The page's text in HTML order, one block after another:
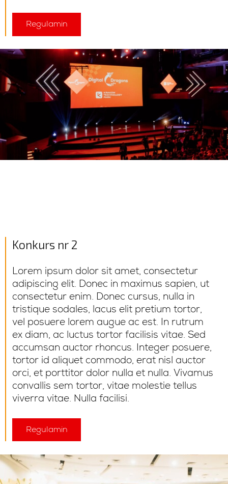
Regulamin
Konkurs nr 2
Lorem ipsum dolor sit amet, consectetur
adipiscing elit. Donec in maximus sapien, ut
consectetur enim. Donec cursus, nulla in
tristique sodales, lacus elit pretium tortor,
vel posuere lorem augue ac est. In rutrum
ex diam, ac luctus tortor facilisis vitae. Sed
accumsan auctor rhoncus. Integer posuere,
tortor id aliquet commodo, erat nisl auctor
orci, et porttitor dolor nulla et nulla. Vivamus
convallis sem tortor, vitae molestie tellus
viverra vitae. Nulla facilisi.
Regulamin